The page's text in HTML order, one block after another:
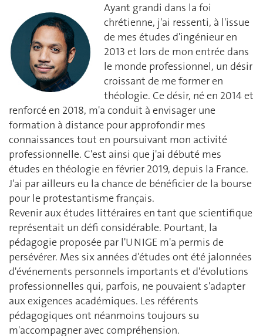
Ayant grandi dans la foi
chrétienne, j'ai ressenti, à l'issue
de mes études d'ingénieur en
2013 et lors de mon entrée dans
le monde professionnel, un désir
croissant de me former en
théologie. Ce désir, né en 2014 et
renforcé en 2018, m'a conduit à envisager une
formation à distance pour approfondir mes
connaissances tout en poursuivant mon activité
professionnelle. C'est ainsi que j'ai débuté mes
études en théologie en février 2019, depuis la France.
J'ai par ailleurs eu la chance de bénéficier de la bourse
pour le protestantisme français.
Revenir aux études littéraires en tant que scientifique
représentait un défi considérable. Pourtant, la
pédagogie proposée par l'UNIGE m'a permis de
persévérer. Mes six années d'études ont été jalonnées
d'événements personnels importants et d'évolutions
professionnelles qui, parfois, ne pouvaient s'adapter
aux exigences académiques. Les référents
pédagogiques ont néanmoins toujours su
m'accompagner avec compréhension.